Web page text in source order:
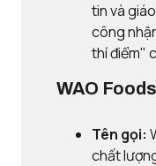
tin và
công
thí điểm"
WAO
Tên gọi:
chất